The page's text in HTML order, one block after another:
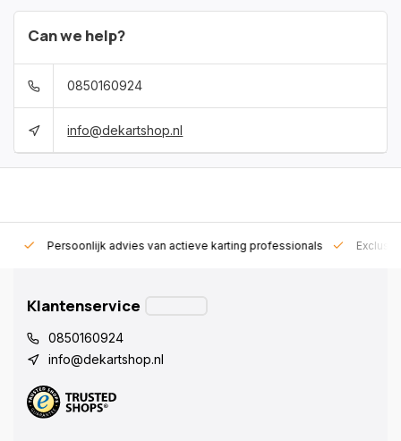
Can we help?
0850160924
info@dekartshop.nl
Persoonlijk advies van actieve karting professionals
Klantenservice
0850160924
info@dekartshop.nl